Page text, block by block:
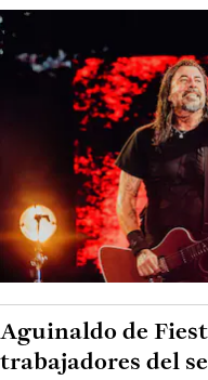
Aguinaldo de
trabajadores del